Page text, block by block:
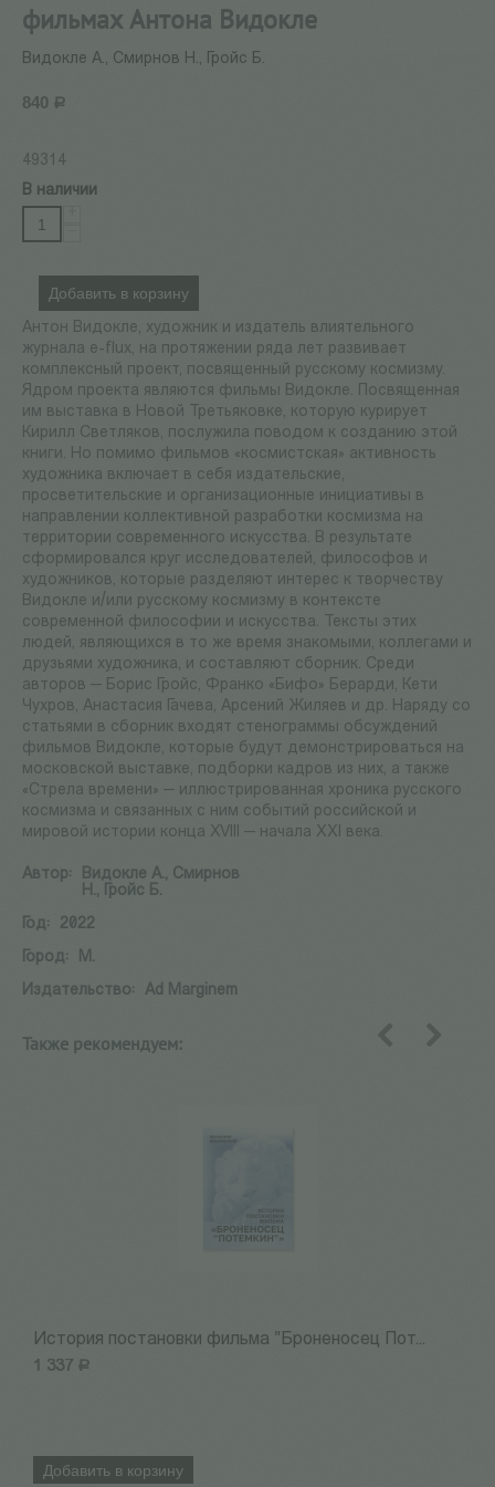
фильмах Антона Видокле
Видокле А., Смирнов Н., Гройс Б.
840 Р
49314
В наличии
Добавить в корзину
Антон Видокле, художник и издатель влиятельного
журнала e-flux, на протяжении ряда лет развивает
комплексный проект, посвященный русскому космизму.
Ядром проекта являются фильмы Видокле. Посвященная
им выставка в Новой Третьяковке, которую курирует
Кирилл Светляков, послужила поводом к созданию этой
книги. Но помимо фильмов «космистская» активность
художника включает в себя издательские,
просветительские и организационные инициативы в
направлении коллективной разработки космизма на
территории современного искусства. В результате
сформировался круг исследователей, философов и
художников, которые разделяют интерес к творчеству
Видокле и/или русскому космизму в контексте
современной философии и искусства. Тексты этих
людей, являющихся в то же время знакомыми, коллегами и
друзьями художника, и составляют сборник. Среди
авторов — Борис Гройс, Франко «Бифо» Берарди, Кети
Чухров, Анастасия Гачева, Арсений Жиляев и др. Наряду со
статьями в сборник входят стенограммы обсуждений
фильмов Видокле, которые будут демонстрироваться на
московской выставке, подборки кадров из них, а также
«Стрела времени» — иллюстрированная хроника русского
космизма и связанных с ним событий российской и
мировой истории конца XVIII — начала XXI века.
Автор:
Видокле А., Смирнов
Н., Гройс Б.
Год:
2022
Город:
М.
Издательство:
Ad Marginem
Также рекомендуем:
История постановки фильма "Броненосец Пот...
1 337 Р
Добавить в корзину